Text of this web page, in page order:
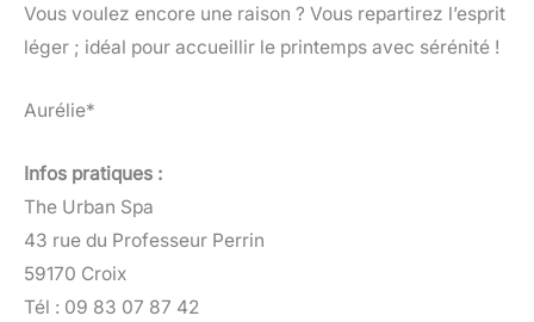
Vous voulez encore une raison ? Vous repartirez l’esprit
léger ; idéal pour accueillir le printemps avec sérénité !
Aurélie*
Infos pratiques :
The Urban Spa
43 rue du Professeur Perrin
59170 Croix
Tél : 09 83 07 87 42